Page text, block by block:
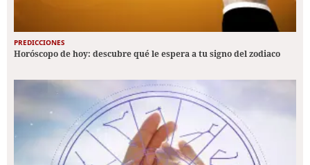
PREDICCIONES
Horóscopo de hoy: descubre qué le espera a tu signo del zodiaco